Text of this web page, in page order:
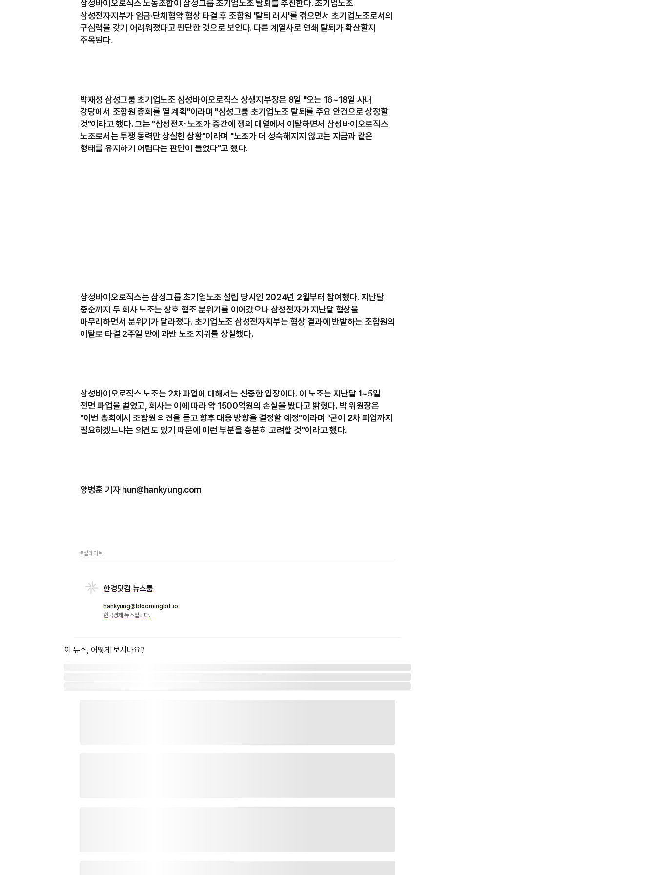
삼성바이오로직스 노동조합이 삼성그룹 초기업노조 탈퇴를 추진한다. 초기업노조
삼성전자지부가 임금·단체협약 협상 타결 후 조합원 '탈퇴 러시'를 겪으면서 초기업노조로서의
구심력을 갖기 어려워졌다고 판단한 것으로 보인다. 다른 계열사로 연쇄 탈퇴가 확산할지
주목된다.
박재성 삼성그룹 초기업노조 삼성바이오로직스 상생지부장은 8일 "오는 16~18일 사내
강당에서 조합원 총회를 열 계획"이라며 "삼성그룹 초기업노조 탈퇴를 주요 안건으로 상정할
것"이라고 했다. 그는 "삼성전자 노조가 중간에 쟁의 대열에서 이탈하면서 삼성바이오로직스
노조로서는 투쟁 동력만 상실한 상황"이라며 "노조가 더 성숙해지지 않고는 지금과 같은
형태를 유지하기 어렵다는 판단이 들었다"고 했다.
삼성바이오로직스는 삼성그룹 초기업노조 설립 당시인 2024년 2월부터 참여했다. 지난달
중순까지 두 회사 노조는 상호 협조 분위기를 이어갔으나 삼성전자가 지난달 협상을
마무리하면서 분위기가 달라졌다. 초기업노조 삼성전자지부는 협상 결과에 반발하는 조합원의
이탈로 타결 2주일 만에 과반 노조 지위를 상실했다.
삼성바이오로직스 노조는 2차 파업에 대해서는 신중한 입장이다. 이 노조는 지난달 1~5일
전면 파업을 벌였고, 회사는 이에 따라 약 1500억원의 손실을 봤다고 밝혔다. 박 위원장은
"이번 총회에서 조합원 의견을 듣고 향후 대응 방향을 결정할 예정"이라며 "굳이 2차 파업까지
필요하겠느냐는 의견도 있기 때문에 이런 부분을 충분히 고려할 것"이라고 했다.
양병훈 기자 hun@hankyung.com
#업데이트
한경닷컴 뉴스룸
hankyung@bloomingbit.io
한국경제 뉴스입니다.
이 뉴스, 어떻게 보시나요?